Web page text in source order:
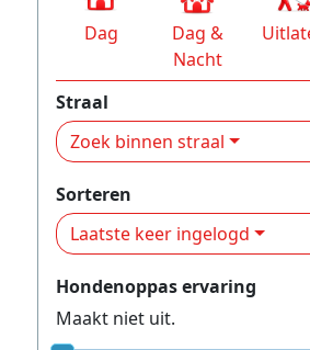
Dag
Dag &
Nacht
Straal
Zoek binnen straal
Sorteren
Laatste keer ingelogd
Hondenoppas ervaring
Maakt niet uit.